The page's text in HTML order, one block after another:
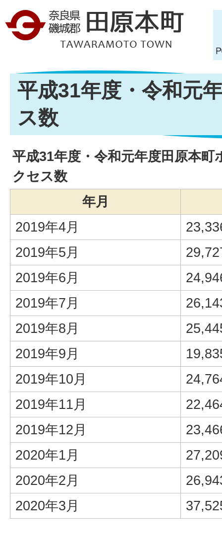
平成31年度・令和元
ス数
平成31年度・令和元年度田原本町
クセス数
年月
2019年4月
2019年5月
2019年6月
2019年7月
2019年8月
2019年9月
2019年10月
2019年11月
2019年12月
2020年1月
2020年2月
2020年3月